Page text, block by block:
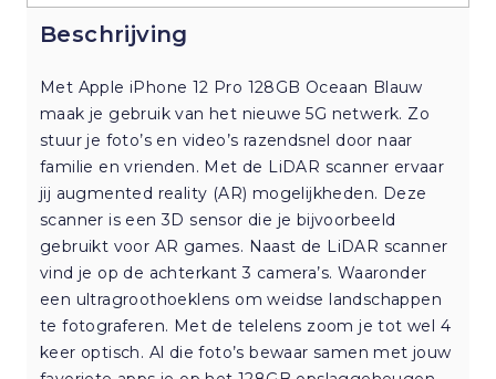
Beschrijving
Met Apple iPhone 12 Pro 128GB Oceaan Blauw
maak je gebruik van het nieuwe 5G netwerk. Zo
stuur je foto’s en video’s razendsnel door naar
familie en vrienden. Met de LiDAR scanner ervaar
jij augmented reality (AR) mogelijkheden. Deze
scanner is een 3D sensor die je bijvoorbeeld
gebruikt voor AR games. Naast de LiDAR scanner
vind je op de achterkant 3 camera’s. Waaronder
een ultragroothoeklens om weidse landschappen
te fotograferen. Met de telelens zoom je tot wel 4
keer optisch. Al die foto’s bewaar samen met jouw